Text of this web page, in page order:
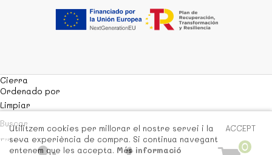
0
ACCEPT
Utilitzem cookies per millorar el nostre servei i la
seva experiència de compra. Si continua navegant
entenem que les accepta. Més informació
Cierra
Ordenado por
Limpiar
Buscar
Filtrar